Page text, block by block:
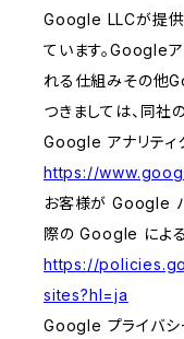
Google LLCが提供
ています。Google
れる仕組みその他
つきましては、同社
Google アナリティ
https://
お客様が Google
際の Google による
https://
sites?hl=ja
Google プライバシ